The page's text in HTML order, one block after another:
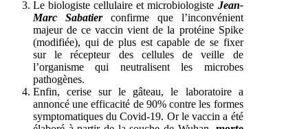
Le biologiste cellulaire et microbiologiste Jean-
Marc Sabatierconfirme que l’inconvénient
majeur de ce vaccin vient de la protéine Spike
(modifiée), qui de plus est capable de se fixer
sur le récepteur des cellules de veille de
l’organisme qui neutralisent les microbes
pathogènes.
Enfin, cerise sur le gâteau, le laboratoire a
annoncé une efficacité de 90% contre les formes
symptomatiques du Covid-19. Or le vaccin a été